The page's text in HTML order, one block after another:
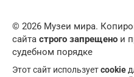
© 2026 Музеи мира.
сайта строго запрещено и
судебном порядке
Этот сайт используетcookie